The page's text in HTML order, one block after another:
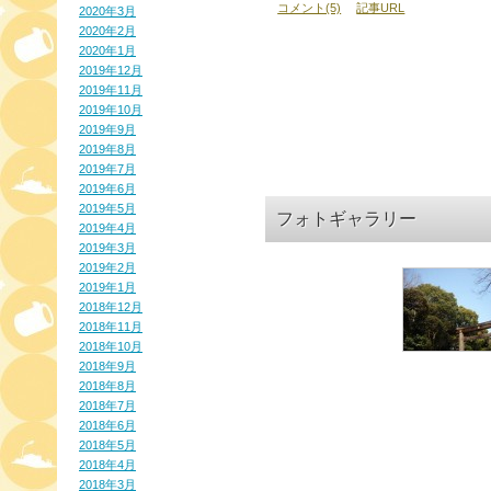
2020年3月
2020年2月
2020年1月
2019年12月
2019年11月
2019年10月
2019年9月
2019年8月
2019年7月
2019年6月
2019年5月
2019年4月
2019年3月
2019年2月
2019年1月
2018年12月
2018年11月
2018年10月
2018年9月
2018年8月
2018年7月
2018年6月
2018年5月
2018年4月
2018年3月
コメント(5) 記事URL
フォトギャラリー